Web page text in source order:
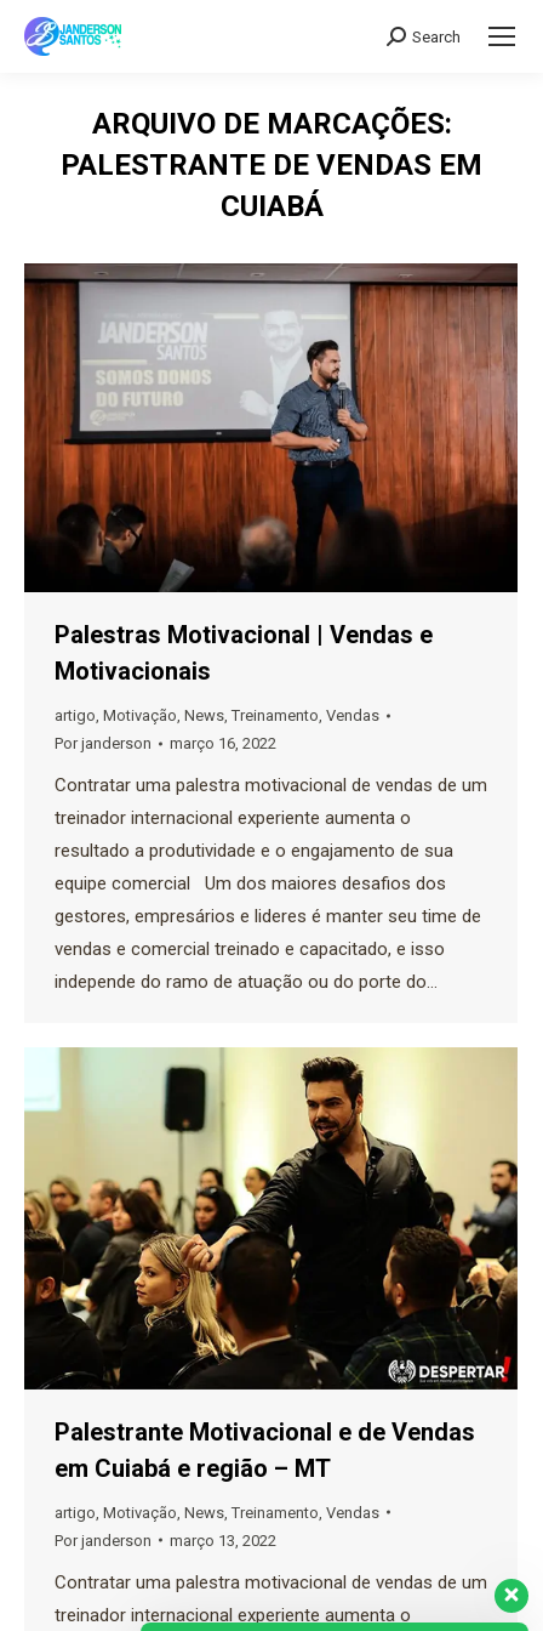
Search:
Search
ARQUIVO DE MARCAÇÕES:
PALESTRANTE DE VENDAS EM
CUIABÁ
Palestras Motivacional | Vendas e
Motivacionais
artigo, Motivação, News,Treinamento, Vendas
Porjanderson março 16, 2022
Contratar uma palestra motivacional de vendas de um
treinador internacional experiente aumenta o
resultado a produtividade e o engajamento de sua
equipe comercial Um dos maiores desafios dos
gestores, empresários e lideres é manter seu time de
vendas e comercial treinado e capacitado, e isso
independe do ramo de atuação ou do porte do…
Palestrante Motivacional e de Vendas
em Cuiabá e região – MT
artigo Motivação News ,Treinamento Vendas
Porjanderson março 13, 2022
Contratar uma palestra motivacional de vendas de um
treinador internacional experiente aumenta o